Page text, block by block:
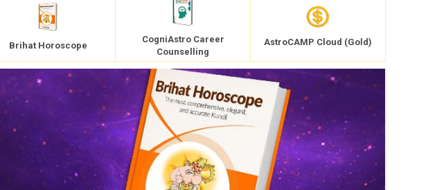
Brihat Horoscope
CogniAstro Career
Counselling
AstroCAMP Cloud (Gold)